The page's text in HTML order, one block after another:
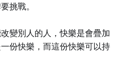
挑戰。
變別人的人，快樂是會疊加
份快樂，而這份快樂可以持